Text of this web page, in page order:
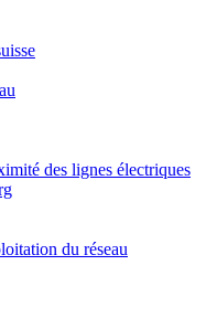
des lignes électriques
du réseau